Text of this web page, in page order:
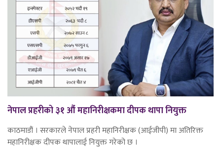
नेपाल प्रहरीको ३१ औं महानिरीक्षकमा दीपक थापा नियुक्त
काठमाडौं । सरकारले नेपाल प्रहरी महानिरीक्षक (आईजीपी) मा अतिरिक्त
महानिरीक्षक दीपक थापालाई नियुक्त गरेको छ ।